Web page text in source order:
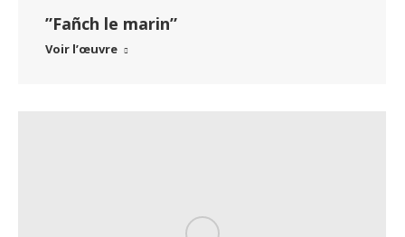
”Fañch le marin”
Voir l’œuvre